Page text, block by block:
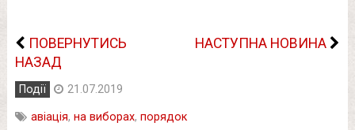
ПОВЕРНУТИСЬ
НАЗАД
НАСТУПНА НОВИНА
Події 21.07.2019
авіація, на виборах, порядок